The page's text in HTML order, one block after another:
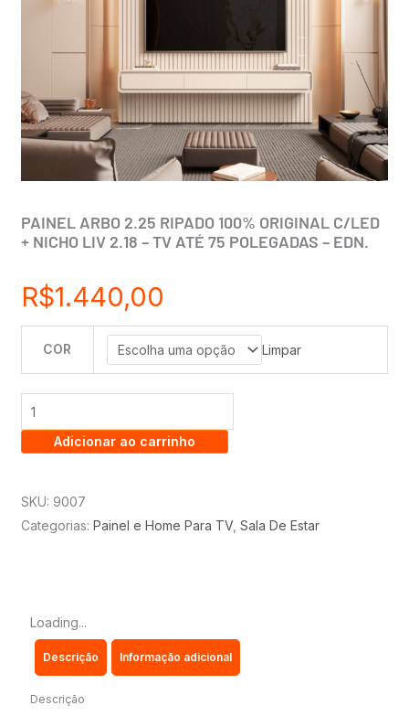
PAINEL ARBO 2.25 RIPADO 100% ORIGINAL C/LED
+ NICHO LIV 2.18 – TV ATÉ 75 POLEGADAS – EDN.
R$1.440,00
COR Limpar
PAINEL
ARBO
2.25
RIPADO
POLEGADAS
Adicionar ao carrinho
SKU: 9007
Categorias: Painel e Home Para TV, Sala De Estar
Loading...
Descrição Informação adicional
Descrição